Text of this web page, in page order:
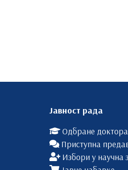
Јавност рада
Одбране
Приступна
Избори у научна